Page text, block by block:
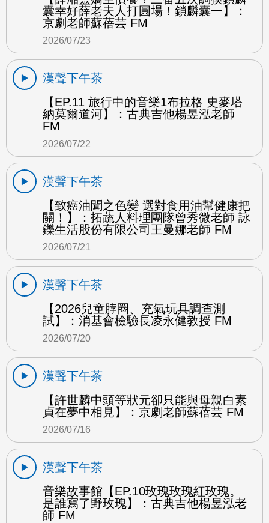
囊幸好薛老夫人打圓場！鎖麟囊一】：
京劇老師蘇蓓芸 FM
2026/07/23
漢聲下午茶
【EP.11 旅行中的音樂1布拉格 史麥塔
納莫爾道河】：古典吉他楊昱泓老師
FM
2026/07/22
漢聲下午茶
【致癌油聞之色變 選對食用油幫健康把
關！】：拓蔬人料理團隊曾秀微老師 詠
鑠生活股份有限公司王曼娜老師 FM
2026/07/21
漢聲下午茶
【2026兒童脖圈、充氣玩具調查測
試】：消基會檢驗長凌永健教授 FM
2026/07/20
漢聲下午茶
【許世麟中頭等狀元卻只能與母親白素
貞在夢中相見】：京劇老師蘇蓓芸 FM
2026/07/16
漢聲下午茶
音樂故事館【EP.10玫瑰玫瑰紅玫瑰。
是誰寫了野玫瑰】：古典吉他楊昱泓老
師 FM